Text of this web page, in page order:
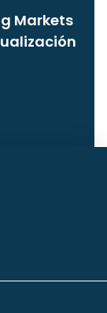
Markets